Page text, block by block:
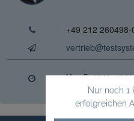
+49 212 260498-
Mo. - Do.08:00 -
08:00 -
Nur noch 1
erfolgreichen